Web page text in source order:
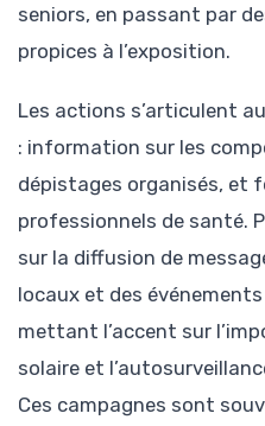
seniors, en passant par
propices à l’exposition.
Les actions s’articulent
: information sur les
dépistages organisés, et
professionnels de santé.
sur la diffusion de
locaux et des
mettant l’accent sur
solaire et
Ces campagnes sont